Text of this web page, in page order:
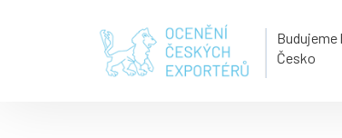
Budujeme
Česko